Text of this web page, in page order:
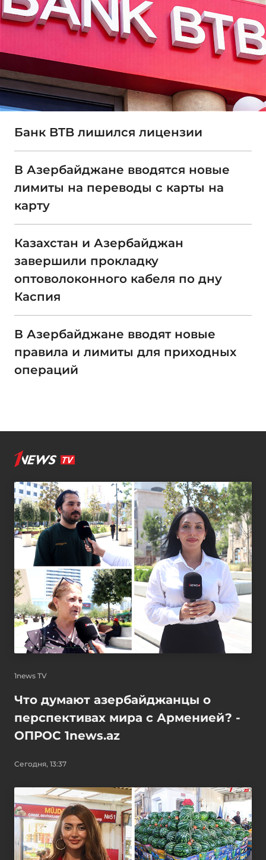
Банк BTB лишился лицензии
В Азербайджане вводятся новые
лимиты на переводы с карты на
карту
Казахстан и Азербайджан
завершили прокладку
оптоволоконного кабеля по дну
Каспия
В Азербайджане вводят новые
правила и лимиты для приходных
операций
1news TV
Что думают азербайджанцы о
перспективах мира с Арменией? -
ОПРОС 1news.az
Сегодня, 13:37